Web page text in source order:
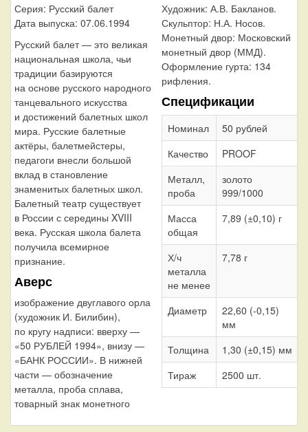
Серия: Русский балет
Дата выпуска: 07.06.1994
Русский балет — это великая
национальная школа, чьи
традиции базируются
на основе русского народного
танцевального искусства
и достижений балетных школ
мира. Русские балетные
актёры, балетмейстеры,
педагоги внесли большой
вклад в становление
знаменитых балетных школ.
Балетный театр существует
в России с середины XVIII
века. Русская школа балета
получила всемирное
признание.
Аверс
изображение двуглавого орла
(художник И. Билибин),
по кругу надписи: вверху —
«50 РУБЛЕЙ 1994», внизу —
«БАНК РОССИИ». В нижней
части — обозначение
металла, проба сплава,
товарный знак монетного
Художник: А.В. Бакланов.
Скульптор: Н.А. Носов.
Монетный двор: Московский
монетный двор (ММД).
Оформление гурта: 134
рифления.
Спецификации
Номинал
50 рублей
Качество
PROOF
Металл,
проба
золото
999/1000
Масса
общая
7,89 (±0,10) г
Х/ч
металла
не менее
7,78 г
Диаметр
22,60 (-0,15)
мм
Толщина
1,30 (±0,15) мм
Тираж
2500 шт.